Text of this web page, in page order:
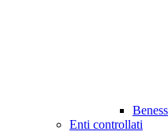
Enti controllati